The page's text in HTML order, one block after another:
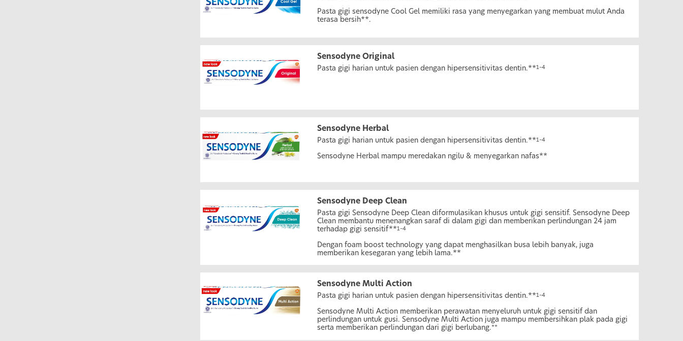
Pasta gigi sensodyne Cool Gel memiliki rasa yang menyegarkan yang membuat mulut Anda
terasa bersih**.
Sensodyne Original
Pasta gigi harian untuk pasien dengan hipersensitivitas dentin.**1–4
Sensodyne Herbal
Pasta gigi harian untuk pasien dengan hipersensitivitas dentin.**1–4
Sensodyne Herbal mampu meredakan ngilu & menyegarkan nafas**
Sensodyne Deep Clean
Pasta gigi Sensodyne Deep Clean diformulasikan khusus untuk gigi sensitif. Sensodyne Deep
Clean membantu menenangkan saraf di dalam gigi dan memberikan perlindungan 24 jam
terhadap gigi sensitif**1–4
Dengan foam boost technology yang dapat menghasilkan busa lebih banyak, juga
memberikan kesegaran yang lebih lama.**
Sensodyne Multi Action
Pasta gigi harian untuk pasien dengan hipersensitivitas dentin.**1–4
Sensodyne Multi Action memberikan perawatan menyeluruh untuk gigi sensitif dan
perlindungan untuk gusi. Sensodyne Multi Action juga mampu membersihkan plak pada gigi
serta memberikan perlindungan dari gigi berlubang.**